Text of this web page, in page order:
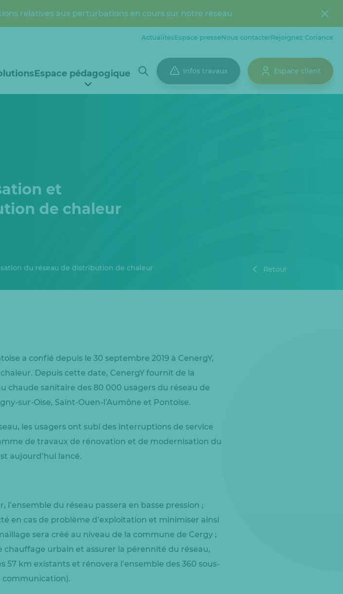
relatives aux perturbations en cours sur notre réseau
ActualitésEspace presseNous contacterRejoignez Coriance
Espace pédagogique Infos travaux Espace client
et
de chaleur
du réseau de distribution de chaleur Retour
a confié depuis le 30 septembre 2019 à CenergY,
Depuis cette date, CenergY fournit de la
chaude sanitaire des 80 000 usagers du réseau de
sur-Oise, Saint-Ouen-l’Aumône et Pontoise.
les usagers ont subi des interruptions de service
de travaux de rénovation et de modernisation du
aujourd’hui lancé.
du réseau passera en basse pression ;
en cas de problème d’exploitation et minimiser ainsi
sera créé au niveau de la commune de Cergy ;
urbain et assurer la pérennité du réseau,
km existants et rénovera l’ensemble des 360 sous-
communication).